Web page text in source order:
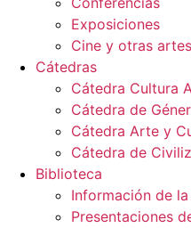
Exposiciones
Cine y otras artes
Cátedras
Cátedra Cultura
Cátedra de
Cátedra Arte y
Cátedra de
Biblioteca
Información de
Presentaciones